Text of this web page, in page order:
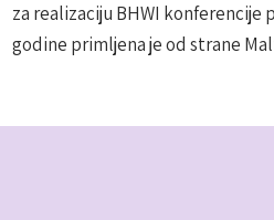
za realizaciju BHWI
godine primljena je od strane